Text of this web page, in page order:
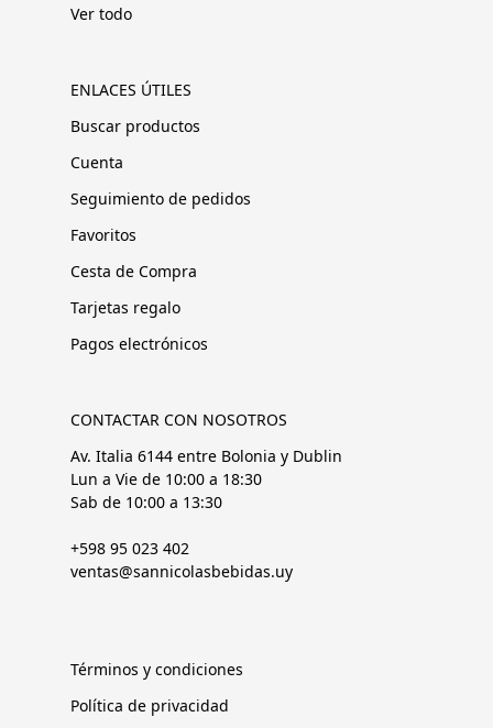
Ver todo
ENLACES ÚTILES
Buscar productos
Cuenta
Seguimiento de pedidos
Favoritos
Cesta de Compra
Tarjetas regalo
Pagos electrónicos
CONTACTAR CON NOSOTROS
Av. Italia 6144 entre Bolonia y Dublin
Lun a Vie de 10:00 a 18:30
Sab de 10:00 a 13:30
+598 95 023 402
ventas@sannicolasbebidas.uy
Términos y condiciones
Política de privacidad